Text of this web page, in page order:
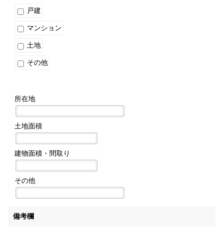
戸建
マンション
土地
その他
所在地
土地面積
建物面積・間取り
その他
備考欄